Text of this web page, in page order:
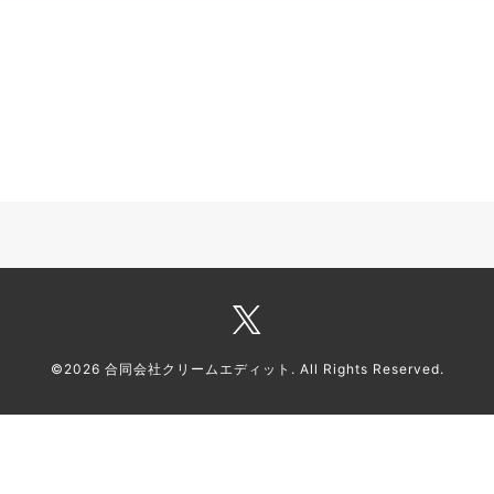
©2026 合同会社クリームエディット . All Rights Reserved.